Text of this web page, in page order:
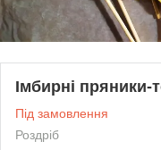
Імбирні
Під замовлення
Роздріб